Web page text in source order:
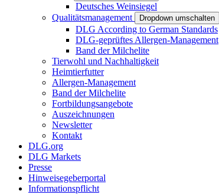
Deutsches Weinsiegel
Qualitätsmanagement
Dropdown umschalten
DLG According to German Standards
DLG-geprüftes Allergen-Management
Band der Milchelite
Tierwohl und Nachhaltigkeit
Heimtierfutter
Allergen-Management
Band der Milchelite
Fortbildungsangebote
Auszeichnungen
Newsletter
Kontakt
DLG.org
DLG Markets
Presse
Hinweisegeberportal
Informationspflicht